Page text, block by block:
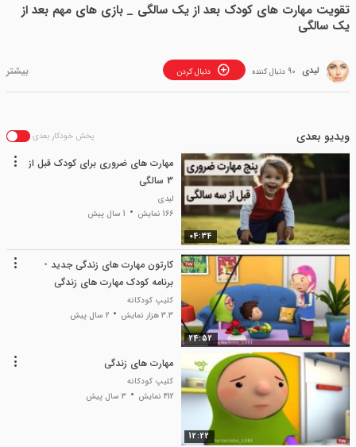
تقویت مهارت های کودک بعد از یک سالگی _ بازی های مهم بعد از
یک سالگی
لیدی دنبال کردن 90 دنبال کننده
ویدیو بعدی پخش خودکار بعدی
04:34
مهارت های ضروری برای کودک قبل از
3 سالگی
لیدی
166 نمایش
1 سال پیش
24:52
کارتون مهارت های زندگی جدید -
برنامه کودک مهارت های زندگی
کلیپ کودکانه
3.3 هزار نمایش
2 سال پیش
12:22
مهارت های زندگی
کلیپ کودکانه
412 نمایش
3 سال پیش